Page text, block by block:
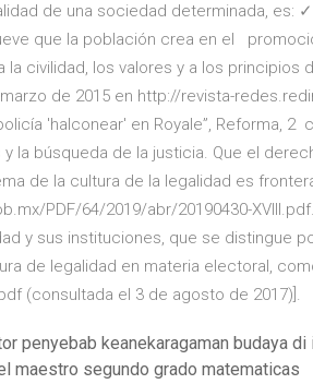
de una sociedad determinada, es:
que la población crea en el
la civilidad, los valores y a los
de 2015 en http://revista-
'halconear' en Royale”, Reforma,
la búsqueda de la justicia. Que el
de la cultura de la legalidad es
PDF/64/2019/abr/20190430-
y sus instituciones, que se distingue
de legalidad en materia electoral,
(consultada el 3 de agosto de 2017)].
penyebab keanekaragaman budaya di
maestro segundo grado matematicas